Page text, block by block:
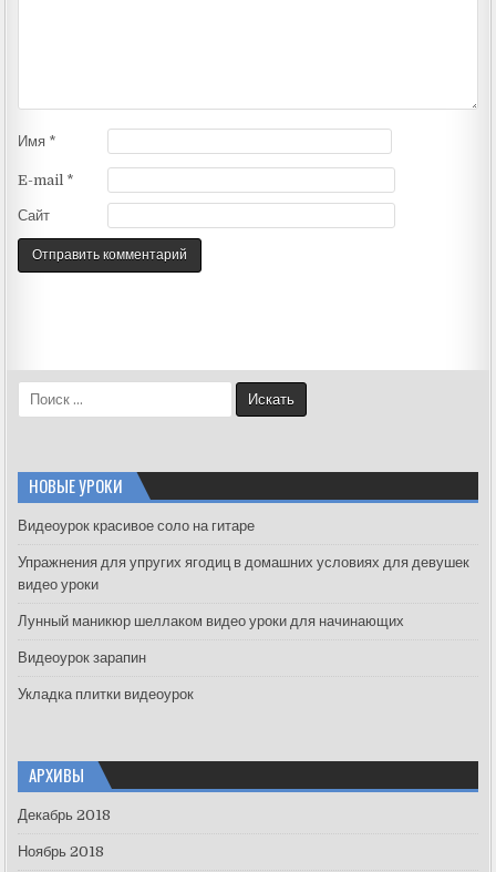
Имя *
E-mail *
Сайт
e
h
f
r
:
НОВЫЕ УРОКИ
Видеоурок красивое соло на гитаре
Упражнения для упругих ягодиц в домашних условиях для девушек
видео уроки
Лунный маникюр шеллаком видео уроки для начинающих
Видеоурок зарапин
Укладка плитки видеоурок
АРХИВЫ
Декабрь 2018
Ноябрь 2018